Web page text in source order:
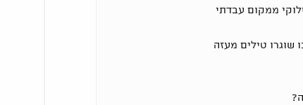
ממקום עבדתי
שוגרו טילים מעזה